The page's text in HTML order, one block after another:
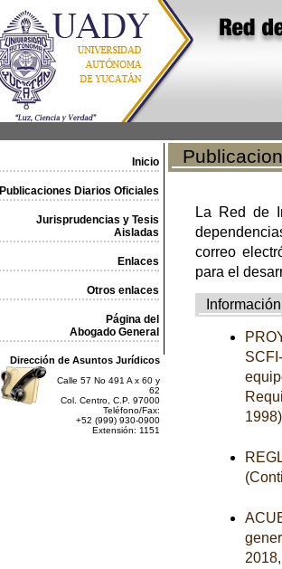
Inicio
Publicaciones Diarios Oficiales
Jurisprudencias y Tesis
Aisladas
Enlaces
Otros enlaces
Página del
Abogado General
Dirección de Asuntos Jurídicos
Calle 57 No 491 A x 60 y
62
Col. Centro, C.P. 97000
Teléfono/Fax:
+52 (999) 930-0900
Extensión: 1151
La Red de
correo
para el
Información